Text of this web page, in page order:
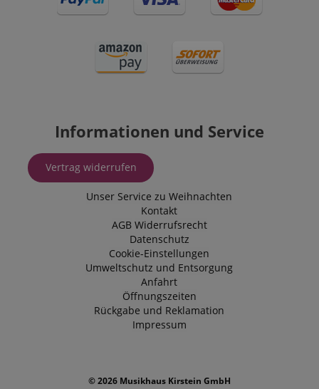
Informationen und Service
Vertrag widerrufen
Unser Service zu Weihnachten
Kontakt
AGB Widerrufsrecht
Datenschutz
Cookie-Einstellungen
Umweltschutz und Entsorgung
Anfahrt
Öffnungszeiten
Rückgabe und Reklamation
Impressum
© 2026 Musikhaus Kirstein GmbH